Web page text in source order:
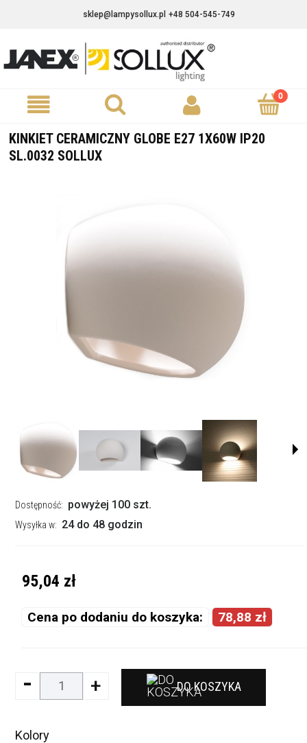
sklep@lampysollux.pl +48 504-545-749
KINKIET CERAMICZNY GLOBE E27 1X60W IP20
SL.0032 SOLLUX
Dostępność: powyżej 100 szt.
Wysyłka w: 24 do 48 godzin
95,04 zł
Cena po dodaniu do koszyka: 78,88 zł
- + DO KOSZYKA
Kolory